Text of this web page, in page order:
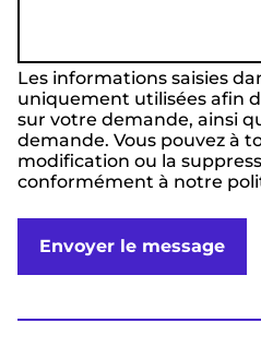
Les informations saisies
uniquement utilisées afin
sur votre demande, ainsi
demande. Vous pouvez à
modification ou la
conformément à notre
Envoyer le message